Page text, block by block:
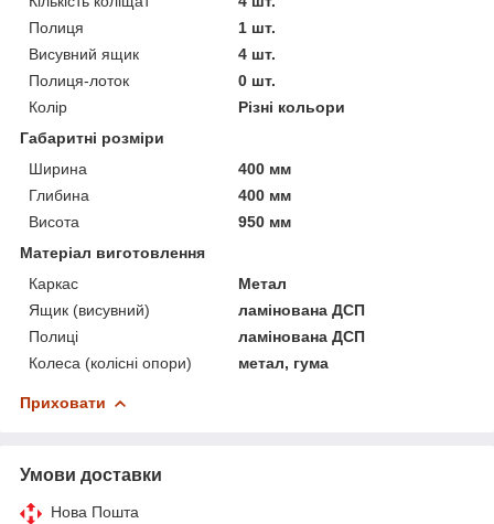
Полиця
1 шт.
Висувний ящик
4 шт.
Полиця-лоток
0 шт.
Колір
Різні кольори
Габаритні розміри
Ширина
400 мм
Глибина
400 мм
Висота
950 мм
Матеріал виготовлення
Каркас
Метал
Ящик (висувний)
ламінована ДСП
Полиці
ламінована ДСП
Колеса (колісні опори)
метал, гума
Приховати
Умови доставки
Нова Пошта